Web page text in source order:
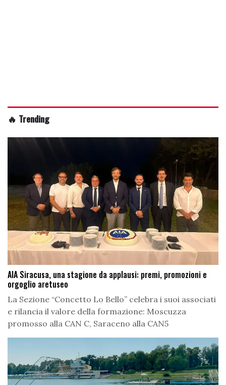
🔥 Trending
AIA Siracusa, una stagione da applausi: premi, promozioni e
orgoglio aretuseo
La Sezione “Concetto Lo Bello” celebra i suoi associati
e rilancia il valore della formazione: Moscuzza
promosso alla CAN C, Saraceno alla CAN5